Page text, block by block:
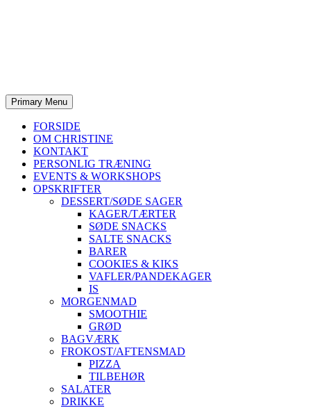
Primary Menu
FORSIDE
OM CHRISTINE
KONTAKT
PERSONLIG TRÆNING
EVENTS & WORKSHOPS
OPSKRIFTER
DESSERT/SØDE SAGER
KAGER/TÆRTER
SØDE SNACKS
SALTE SNACKS
BARER
COOKIES & KIKS
VAFLER/PANDEKAGER
IS
MORGENMAD
SMOOTHIE
GRØD
BAGVÆRK
FROKOST/AFTENSMAD
PIZZA
TILBEHØR
SALATER
DRIKKE